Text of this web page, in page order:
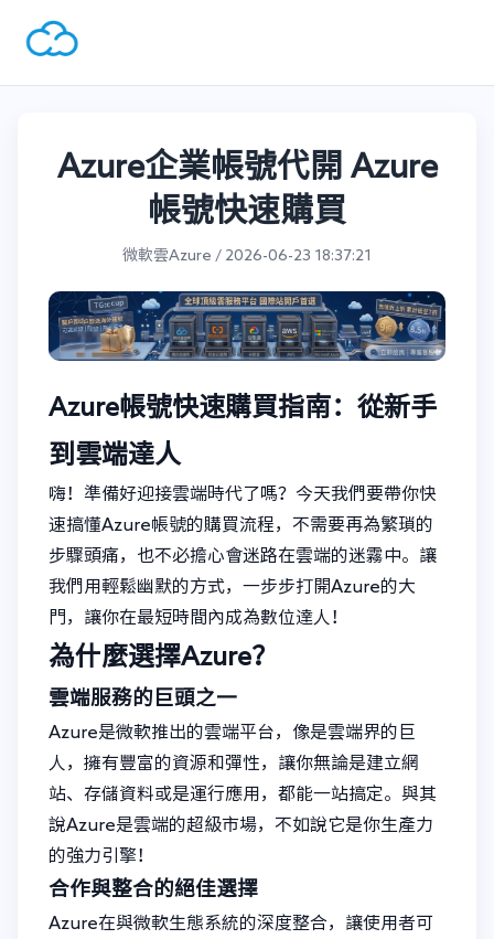
Azure企業帳號代開 Azure
帳號快速購買
微軟雲Azure / 2026-06-23 18:37:21
Azure帳號快速購買指南：從新手
到雲端達人
嗨！準備好迎接雲端時代了嗎？今天我們要帶你快
速搞懂Azure帳號的購買流程，不需要再為繁瑣的
步驟頭痛，也不必擔心會迷路在雲端的迷霧中。讓
我們用輕鬆幽默的方式，一步步打開Azure的大
門，讓你在最短時間內成為數位達人！
為什麼選擇Azure？
雲端服務的巨頭之一
Azure是微軟推出的雲端平台，像是雲端界的巨
人，擁有豐富的資源和彈性，讓你無論是建立網
站、存儲資料或是運行應用，都能一站搞定。與其
說Azure是雲端的超級市場，不如說它是你生產力
的強力引擎！
合作與整合的絕佳選擇
Azure在與微軟生態系統的深度整合，讓使用者可